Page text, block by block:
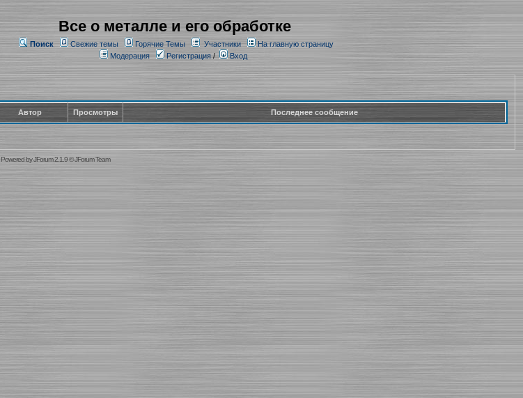
Все о металле и его обработке
Поиск Свежие темы Горячие Темы Участники
На главную страницу
Модерация
Регистрация/ Вход
Автор Просмотры Последнее сообщение
Powered byJForum 2.1.9©JForum Team